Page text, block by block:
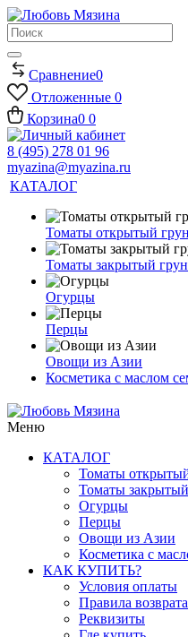
Сравнение0
Отложенные 0
Корзина0 0
8 (495) 278 01 96
myazina@myazina.ru
КАТАЛОГ
Томаты открытый
Томаты закрытый
Огурцы
Перцы
Овощи из Азии
Косметика с маслом
Меню
КАТАЛОГ
Томаты
Томаты
Огурцы
Перцы
Овощи из Азии
Косметика с
КАК КУПИТЬ?
Условия оплаты
Правила
Реквизиты